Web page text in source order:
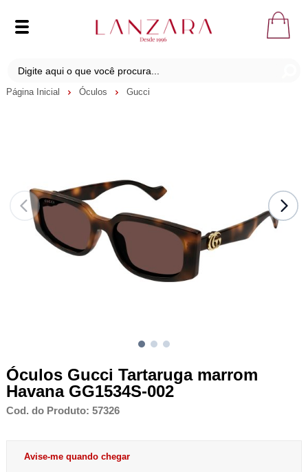
Página Inicial Óculos Gucci
Óculos Gucci Tartaruga marrom
Havana GG1534S-002
Cod. do Produto: 57326
Avise-me quando chegar